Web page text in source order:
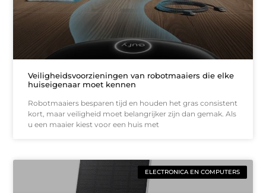
Veiligheidsvoorzieningen van robotmaaiers die elke
huiseigenaar moet kennen
Robotmaaiers besparen tijd en houden het gras consistent
kort, maar veiligheid moet belangrijker zijn dan gemak. Als
u een maaier kiest voor een huis met
ELECTRONICA EN COMPUTERS